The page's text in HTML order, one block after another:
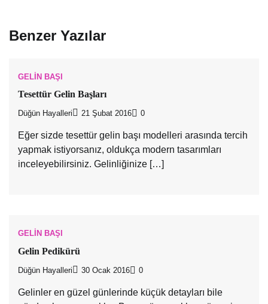
Benzer Yazılar
GELIN BAŞI
Tesettür Gelin Başları
Düğün Hayalleri 21 Şubat 2016 0
Eğer sizde tesettür gelin başı modelleri arasında tercih
yapmak istiyorsanız, oldukça modern tasarımları
inceleyebilirsiniz. Gelinliğinize […]
GELIN BAŞI
Gelin Pedikürü
Düğün Hayalleri 30 Ocak 2016 0
Gelinler en güzel günlerinde küçük detayları bile